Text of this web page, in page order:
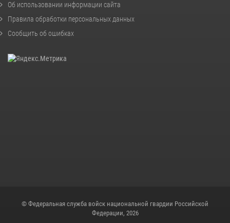
Об использовании информации сайта
Правила обработки персональных данных
Сообщить об ошибках
© Федеральная служба войск национальной гвардии Российской
Федерации, 2026